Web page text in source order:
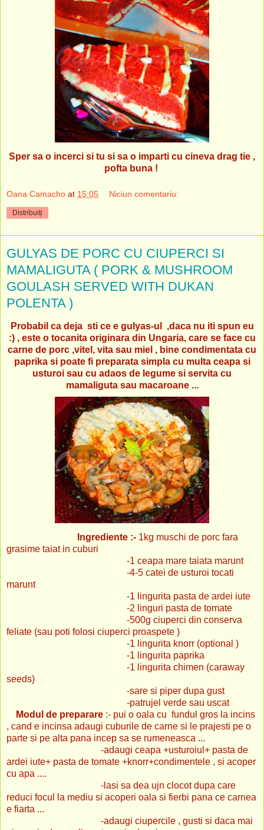
Sper sa o incerci si tu si sa o imparti cu cineva drag tie ,
pofta buna !
Oana Camacho at 15:05 Niciun comentariu:
Distribuiți
GULYAS DE PORC CU CIUPERCI SI
MAMALIGUTA ( PORK & MUSHROOM
GOULASH SERVED WITH DUKAN
POLENTA )
Probabil ca deja sti ce e gulyas-ul ,daca nu iti spun eu
:) , este o tocanita originara din Ungaria, care se face cu
carne de porc ,vitel, vita sau miel , bine condimentata cu
paprika si poate fi preparata simpla cu multa ceapa si
usturoi sau cu adaos de legume si servita cu
mamaliguta sau macaroane ...
Ingrediente :- 1kg muschi de porc fara
grasime taiat in cuburi
-1 ceapa mare taiata marunt
-4-5 catei de usturoi tocati
marunt
-1 lingurita pasta de ardei iute
-2 linguri pasta de tomate
-500g ciuperci din conserva
feliate (sau poti folosi ciuperci proaspete )
-1 lingurita knorr (optional )
-1 lingurita paprika
-1 lingurita chimen (caraway
seeds)
-sare si piper dupa gust
-patrujel verde sau uscat
Modul de preparare :- pui o oala cu fundul gros la incins
, cand e incinsa adaugi cuburile de carne si le prajesti pe o
parte si pe alta pana incep sa se rumeneasca ...
-adaugi ceapa +usturoiul+ pasta de
ardei iute+ pasta de tomate +knorr+condimentele , si acoper
cu apa ....
-lasi sa dea ujn clocot dupa care
reduci focul la mediu si acoperi oala si fierbi pana ce carnea
e fiarta ...
-adaugi ciupercile , gusti si daca mai